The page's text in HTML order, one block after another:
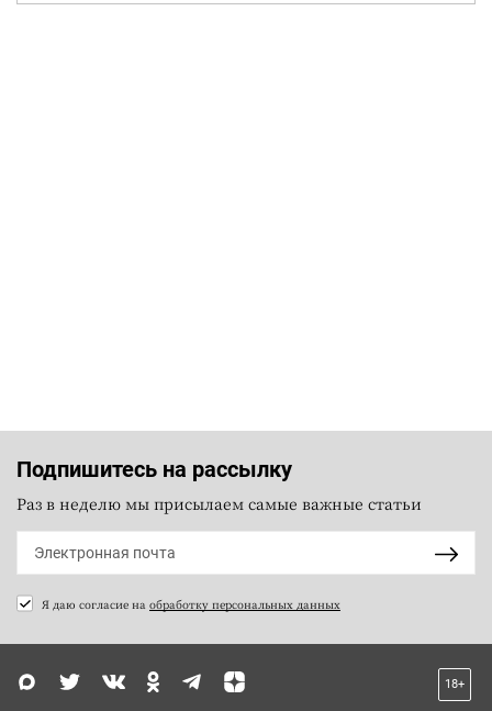
Подпишитесь на рассылку
Раз в неделю мы присылаем самые важные статьи
Я даю согласие на обработку персональных данных
18+